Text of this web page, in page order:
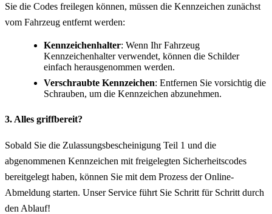
Sie die Codes freilegen können, müssen die Kennzeichen zunächst
vom Fahrzeug entfernt werden:
Kennzeichenhalter: Wenn Ihr Fahrzeug
Kennzeichenhalter verwendet, können die Schilder
einfach herausgenommen werden.
Verschraubte Kennzeichen: Entfernen Sie vorsichtig die
Schrauben, um die Kennzeichen abzunehmen.
3. Alles griffbereit?
Sobald Sie die Zulassungsbescheinigung Teil 1 und die
abgenommenen Kennzeichen mit freigelegten Sicherheitscodes
bereitgelegt haben, können Sie mit dem Prozess der Online-
Abmeldung starten. Unser Service führt Sie Schritt für Schritt durch
den Ablauf!